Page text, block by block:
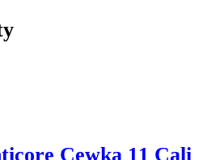
Cewka 11 Cali